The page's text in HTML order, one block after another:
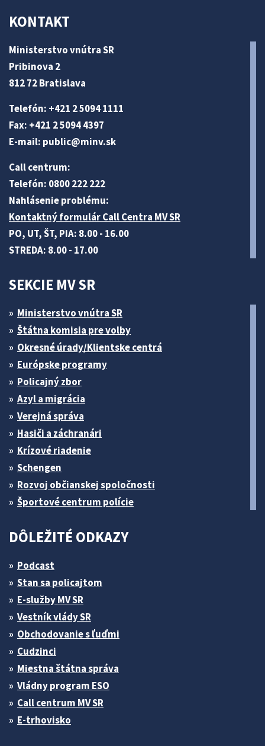
KONTAKT
Ministerstvo vnútra SR
Pribinova 2
812 72 Bratislava
Telefón: +421 2 5094 1111
Fax: +421 2 5094 4397
E-mail: public@minv.sk
Call centrum:
Telefón: 0800 222 222
Nahlásenie problému:
Kontaktný formulár Call Centra MV SR
PO, UT, ŠT, PIA: 8.00 - 16.00
STREDA: 8.00 - 17.00
SEKCIE MV SR
Ministerstvo vnútra SR
Štátna komisia pre volby
Okresné úrady/Klientske centrá
Európske programy
Policajný zbor
Azyl a migrácia
Verejná správa
Hasiči a záchranári
Krízové riadenie
Schengen
Rozvoj občianskej spoločnosti
Športové centrum polície
DÔLEŽITÉ ODKAZY
Podcast
Stan sa policajtom
E-služby MV SR
Vestník vlády SR
Obchodovanie s ľuďmi
Cudzinci
Miestna štátna správa
Vládny program ESO
Call centrum MV SR
E-trhovisko